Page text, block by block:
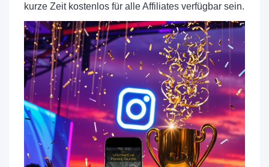
kurze Zeit kostenlos für alle Affiliates verfügbar sein.